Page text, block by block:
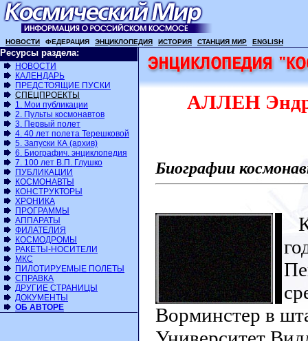
НОВОСТИ ФЕДЕРАЦИЯ ЭНЦИКЛОПЕДИЯ ИСТОРИЯ СТАНЦИЯ МИР ENGLISH
Ресурсы раздела:
НОВОСТИ
КАЛЕНДАРЬ
ПРЕДСТОЯЩИЕ ПУСКИ
СПЕЦПРОЕКТЫ
1. Мои публикации
2. Пульты космонавтов
3. Первый полет
4. 40 лет полета Терешковой
5. Запуски КА (архив)
6. Биографич. энциклопедия
7. 100 лет В.П. Глушко
ПУБЛИКАЦИИ
КОСМОНАВТЫ
КОНСТРУКТОРЫ
ХРОНИКА
ПРОГРАММЫ
АППАРАТЫ
ФИЛАТЕЛИЯ
КОСМОДРОМЫ
РАКЕТЫ-НОСИТЕЛИ
МКС
ПИЛОТИРУЕМЫЕ ПОЛЕТЫ
СПРАВКА
ДРУГИЕ СТРАНИЦЫ
ДОКУМЕНТЫ
ОБ АВТОРЕ
АЛЛЕН
Биографии
Ворминстер в